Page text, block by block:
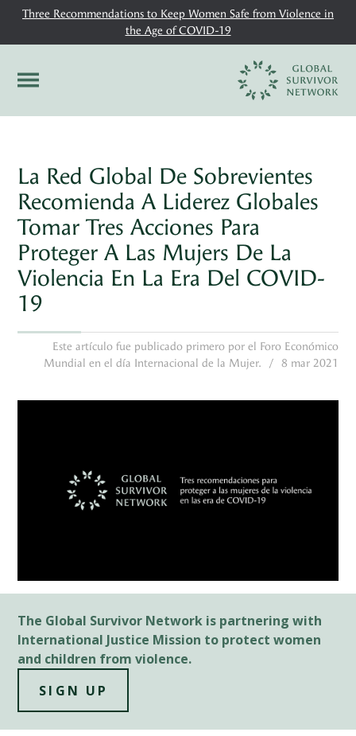
Three Recommendations to Keep Women Safe from Violence in
the Age of COVID-19
La Red Global De Sobrevientes
Recomienda A Liderez Globales
Tomar Tres Acciones Para
Proteger A Las Mujers De La
Violencia En La Era Del COVID-
19
Este artículo fue publicado primero por el Foro Económico
Mundial en el día Internacional de la Mujer.
/ 8 mar 2021
The Global Survivor Network is partnering with
International Justice Mission to protect women
and children from violence.
SIGN UP